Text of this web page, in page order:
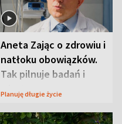
Aneta Zając o zdrowiu i
natłoku obowiązków.
Tak pilnuje badań i
wizyt
Planuję długie życie